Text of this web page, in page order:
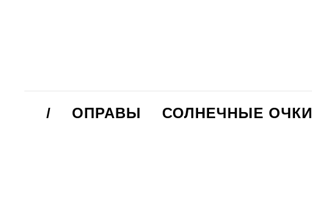
/ ОПРАВЫ СОЛНЕЧНЫЕ ОЧКИ